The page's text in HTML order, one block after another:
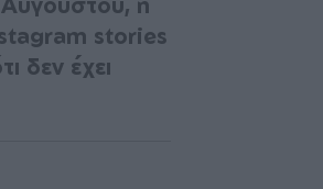
stories
δεν έχει